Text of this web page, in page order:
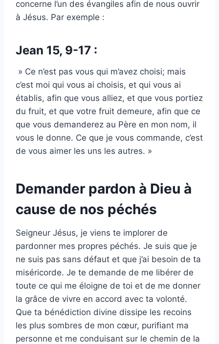
concerne l’un des évangiles afin de nous ouvrir
à Jésus. Par exemple :
Jean 15, 9-17 :
» Ce n’est pas vous qui m’avez choisi; mais
c’est moi qui vous ai choisis, et qui vous ai
établis, afin que vous alliez, et que vous portiez
du fruit, et que votre fruit demeure, afin que ce
que vous demanderez au Père en mon nom, il
vous le donne. Ce que je vous commande, c’est
de vous aimer les uns les autres. »
Demander pardon à Dieu à
cause de nos péchés
Seigneur Jésus, je viens te implorer de
pardonner mes propres péchés. Je suis que je
ne suis pas sans défaut et que j’ai besoin de ta
miséricorde. Je te demande de me libérer de
toute ce qui me éloigne de toi et de me donner
la grâce de vivre en accord avec ta volonté.
Que ta bénédiction divine dissipe les recoins
les plus sombres de mon cœur, purifiant ma
personne et me conduisant sur le chemin de la